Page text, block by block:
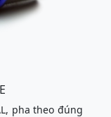
pha theo đúng